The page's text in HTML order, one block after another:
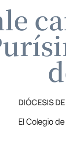
DIÓCESIS
El Colegio